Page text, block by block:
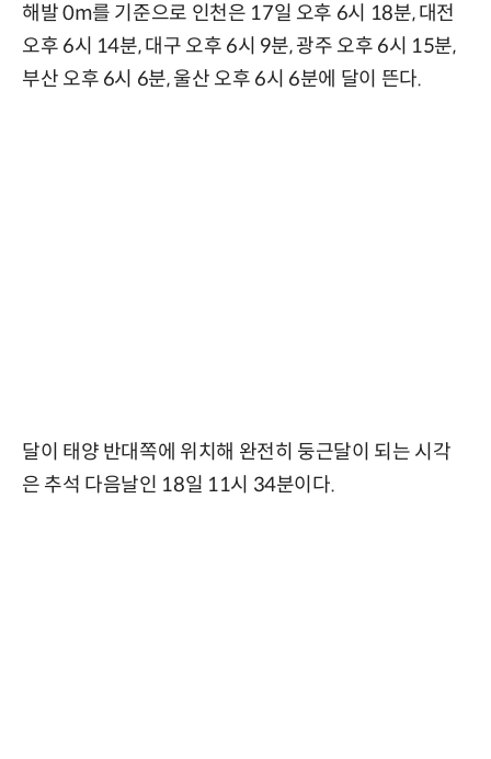
해발 0m를 기준으로 인천은 17일 오후 6시 18분, 대전
오후 6시 14분, 대구 오후 6시 9분, 광주 오후 6시 15분,
부산 오후 6시 6분, 울산 오후 6시 6분에 달이 뜬다.
달이 태양 반대쪽에 위치해 완전히 둥근달이 되는 시각
은 추석 다음날인 18일 11시 34분이다.